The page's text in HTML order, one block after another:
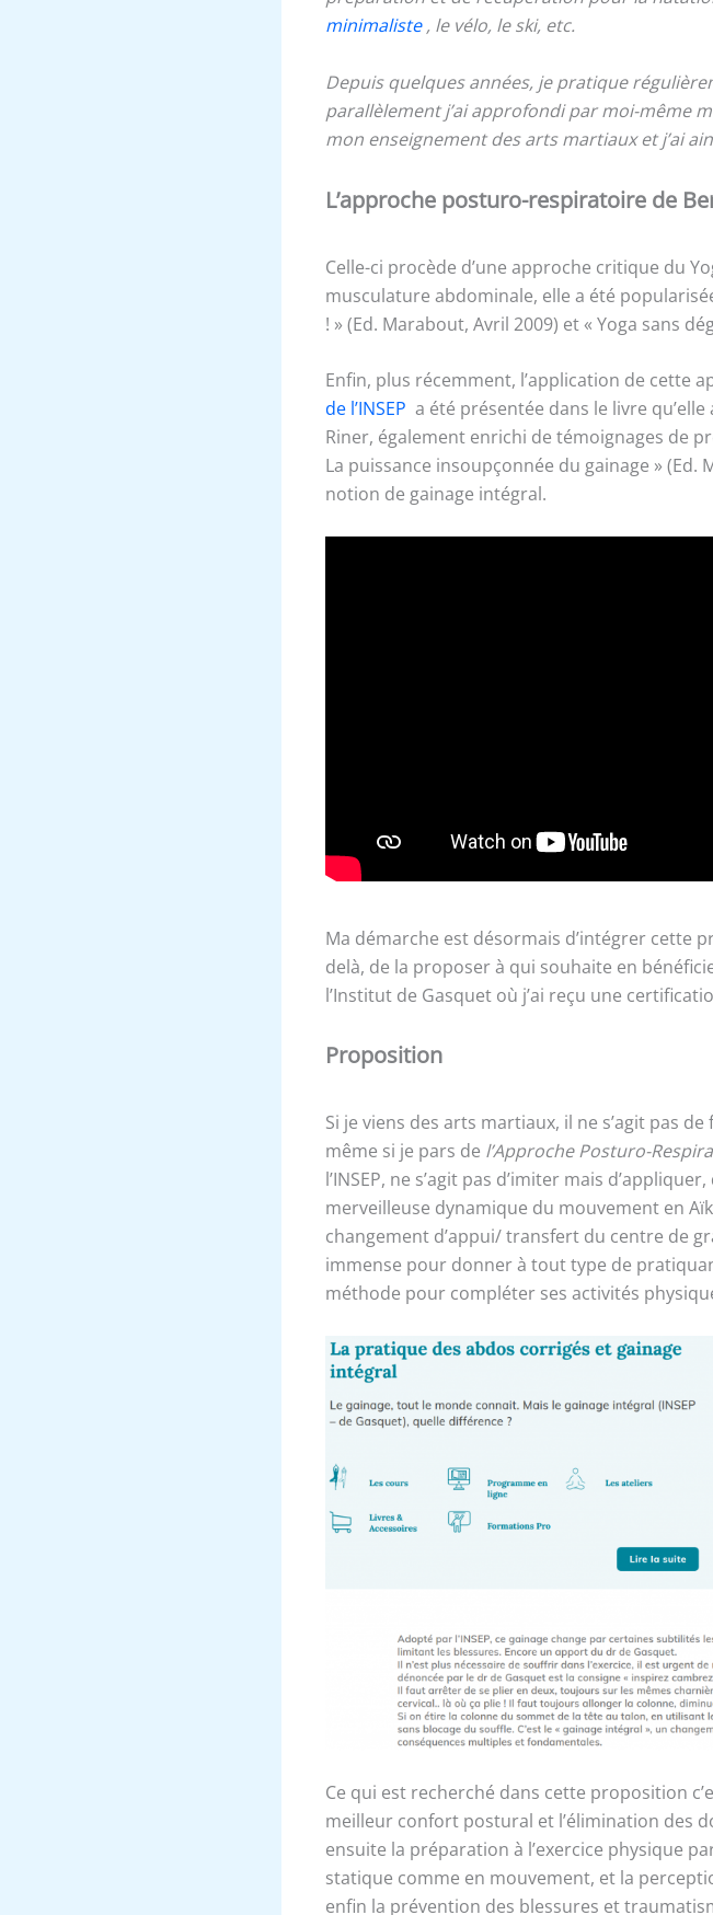
minimaliste, le vélo, le ski, etc.
Depuis quelques années, je pratique
parallèlement j’ai approfondi par moi-même
mon enseignement des arts martiaux et j’ai
L’approche posturo-respiratoire de
Celle-ci procède d’une approche critique du
musculature abdominale, elle a été
! » (Ed. Marabout, Avril 2009) et « Yoga sans
Enfin, plus récemment, l’application de cette
de l’INSEP a été présentée dans le livre
Riner, également enrichi de témoignages de
La puissance insoupçonnée du gainage » (Ed.
notion de gainage intégral.
Ma démarche est désormais d’intégrer cette
delà, de la proposer à qui souhaite en
l’Institut de Gasquet où j’ai reçu une
Proposition
Si je viens des arts martiaux, il ne s’agit pas
même si je pars de l’Approche Posturo-
l’INSEP, ne s’agit pas d’imiter mais
merveilleuse dynamique du mouvement en
changement d’appui/ transfert du centre de
immense pour donner à tout type de
méthode pour compléter ses activités
Ce qui est recherché dans cette proposition
meilleur confort postural et l’élimination des
ensuite la préparation à l’exercice physique
statique comme en mouvement, et la
enfin la prévention des blessures et